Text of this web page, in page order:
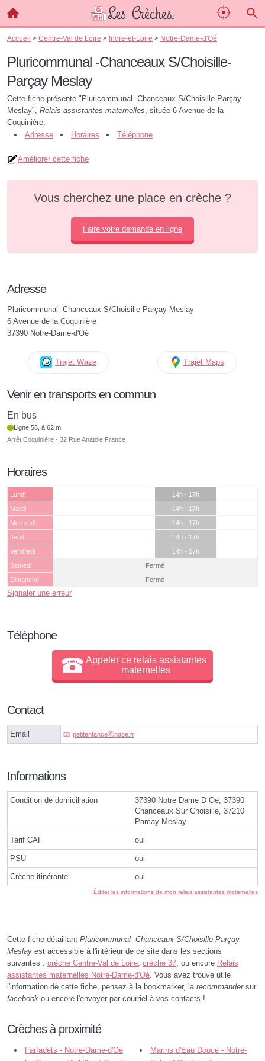
Accueil > Centre-Val de Loire > Indre-et-Loire > Notre-Dame-d'Oé
Pluricommunal -Chanceaux S/Choisille-
Parçay Meslay
Cette fiche présente "Pluricommunal -Chanceaux S/Choisille-Parçay
Meslay", Relais assistantes maternelles, située 6 Avenue de la
Coquinière.
Adresse
Horaires Téléphone
Améliorer cette fiche
Vous cherchez une place en crèche ?
Faire votre demande en ligne
Adresse
Pluricommunal -Chanceaux S/Choisille-Parçay Meslay
6 Avenue de la Coquinière
37390 Notre-Dame-d'Oé
Trajet Waze Trajet Maps
Venir en transports en commun
En bus
Ligne 56, à 62 m
Arrêt Coquinière - 32 Rue Anatole France
Horaires
Lundi
14h - 17h
Mardi
14h - 17h
Mercredi
14h - 17h
Jeudi
14h - 17h
Vendredi
14h - 17h
Samedi
Fermé
Dimanche
Fermé
Signaler une erreur
Téléphone
Appeler ce relais assistantes
maternelles
Contact
Email petitenfanceⓐndoe.fr
Informations
Condition de domiciliation
37390 Notre Dame D Oe, 37390
Chanceaux Sur Choisille, 37210
Parcay Meslay
Tarif CAF oui
PSU oui
Crèche itinérante oui
Éditer les informations de mon relais assistantes maternelles
Cette fiche détaillant Pluricommunal -Chanceaux S/Choisille-Parçay
Meslay est accessible à l'intérieur de ce site dans les sections
suivantes : crèche Centre-Val de Loire, crèche 37, ou encore Relais
assistantes maternelles Notre-Dame-d'Oé. Vous avez trouvé utile
l'information de cette fiche, pensez à la bookmarker, la recommandersur
facebook ou encore l'envoyer par courriel à vos contacts !
Crèches à proximité
Farfadets - Notre-Dame-d'Oé
Marins d'Eau Douce - Notre-